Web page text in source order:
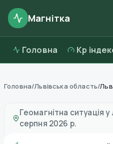
Магнітка
Головна Kp
Головна/Львівська область/
Геомагнітна ситуація у
серпня 2026 р.